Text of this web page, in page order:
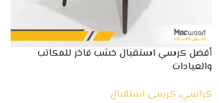
أفضل كرسي استقبال خشب فاخر للمكاتب
والعيادات
كراسي, كرسى استقبال